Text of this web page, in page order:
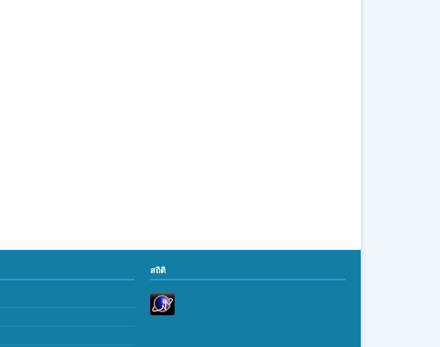
สถิติ